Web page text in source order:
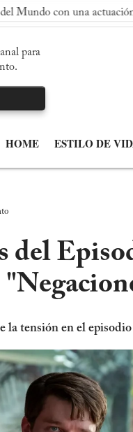
una actuación
para
HOME ESTILO DE
del
la tensión en el